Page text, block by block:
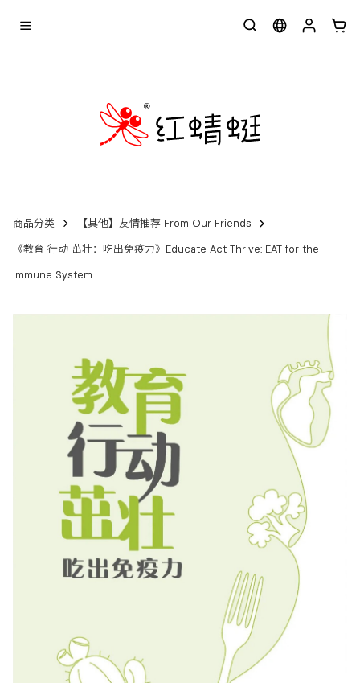
商品分类
【其他】友情推荐 From Our Friends
《教育 行动 茁壮：吃出免疫力》Educate Act Thrive: EAT for the
Immune System